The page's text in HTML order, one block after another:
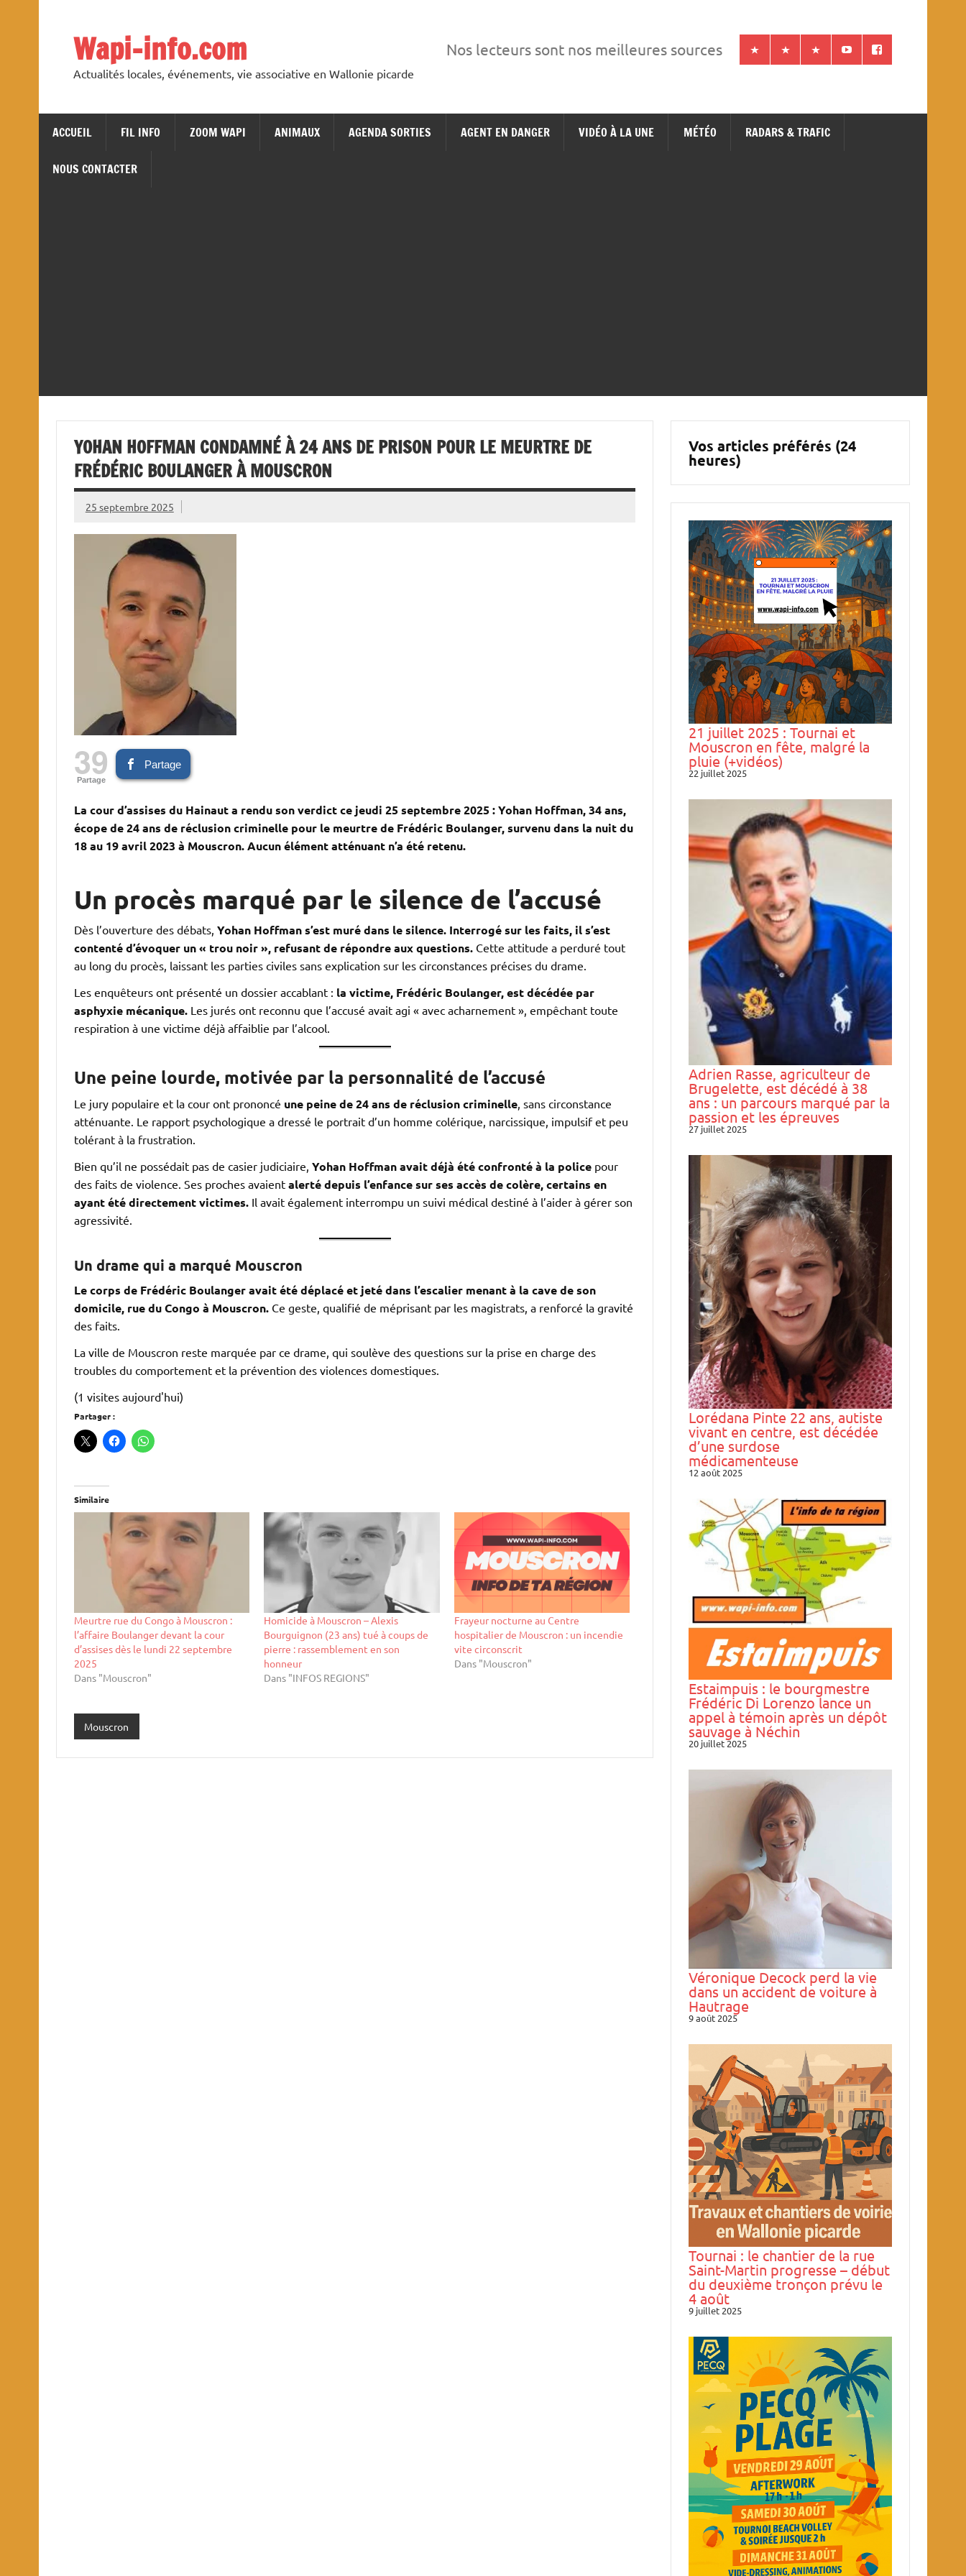
Wapi-info.com
Actualités locales, événements, vie associative en Wallonie picarde
Nos lecteurs sont nos meilleures sources
ACCUEIL FIL INFO ZOOM WAPI ANIMAUX AGENDA SORTIES AGENT EN DANGER VIDÉO À LA UNE MÉTÉO RADARS & TRAFIC
NOUS CONTACTER
YOHAN HOFFMAN CONDAMNÉ À 24 ANS DE PRISON POUR LE MEURTRE DE
FRÉDÉRIC BOULANGER À MOUSCRON
25 septembre 2025
39
Partage
Partage
La cour d’assises du Hainaut a rendu son verdict ce jeudi 25 septembre 2025 : Yohan Hoffman, 34 ans,
écope de 24 ans de réclusion criminelle pour le meurtre de Frédéric Boulanger, survenu dans la nuit du
18 au 19 avril 2023 à Mouscron. Aucun élément atténuant n’a été retenu.
Un procès marqué par le silence de l’accusé
Dès l’ouverture des débats, Yohan Hoffman s’est muré dans le silence. Interrogé sur les faits, il s’est
contenté d’évoquer un « trou noir », refusant de répondre aux questions.Cette attitude a perduré tout
au long du procès, laissant les parties civiles sans explication sur les circonstances précises du drame.
Les enquêteurs ont présenté un dossier accablant : la victime, Frédéric Boulanger, est décédée par
asphyxie mécanique.Les jurés ont reconnu que l’accusé avait agi « avec acharnement », empêchant toute
respiration à une victime déjà affaiblie par l’alcool.
Une peine lourde, motivée par la personnalité de l’accusé
Le jury populaire et la cour ont prononcé une peine de 24 ans de réclusion criminelle, sans circonstance
atténuante. Le rapport psychologique a dressé le portrait d’un homme colérique, narcissique, impulsif et peu
tolérant à la frustration.
Bien qu’il ne possédait pas de casier judiciaire, Yohan Hoffman avait déjà été confronté à la policepour
des faits de violence. Ses proches avaient alerté depuis l’enfance sur ses accès de colère, certains en
ayant été directement victimes.Il avait également interrompu un suivi médical destiné à l’aider à gérer son
agressivité.
Un drame qui a marqué Mouscron
Le corps de Frédéric Boulanger avait été déplacé et jeté dans l’escalier menant à la cave de son
domicile, rue du Congo à Mouscron.Ce geste, qualifié de méprisant par les magistrats, a renforcé la gravité
des faits.
La ville de Mouscron reste marquée par ce drame, qui soulève des questions sur la prise en charge des
troubles du comportement et la prévention des violences domestiques.
(1 visites aujourd'hui)
Partager :
Similaire
Meurtre rue du Congo à Mouscron :
l’affaire Boulanger devant la cour
d’assises dès le lundi 22 septembre
2025
Dans "Mouscron"
Homicide à Mouscron – Alexis
Bourguignon (23 ans) tué à coups de
pierre : rassemblement en son
honneur
Dans "INFOS REGIONS"
Frayeur nocturne au Centre
hospitalier de Mouscron : un incendie
vite circonscrit
Dans "Mouscron"
Mouscron
Vos articles préférés (24
heures)
21 juillet 2025 : Tournai et
Mouscron en fête, malgré la
pluie (+vidéos)
22 juillet 2025
Adrien Rasse, agriculteur de
Brugelette, est décédé à 38
ans : un parcours marqué par la
passion et les épreuves
27 juillet 2025
Lorédana Pinte 22 ans, autiste
vivant en centre, est décédée
d’une surdose
médicamenteuse
12 août 2025
Estaimpuis : le bourgmestre
Frédéric Di Lorenzo lance un
appel à témoin après un dépôt
sauvage à Néchin
20 juillet 2025
Véronique Decock perd la vie
dans un accident de voiture à
Hautrage
9 août 2025
Tournai : le chantier de la rue
Saint-Martin progresse – début
du deuxième tronçon prévu le
4 août
9 juillet 2025